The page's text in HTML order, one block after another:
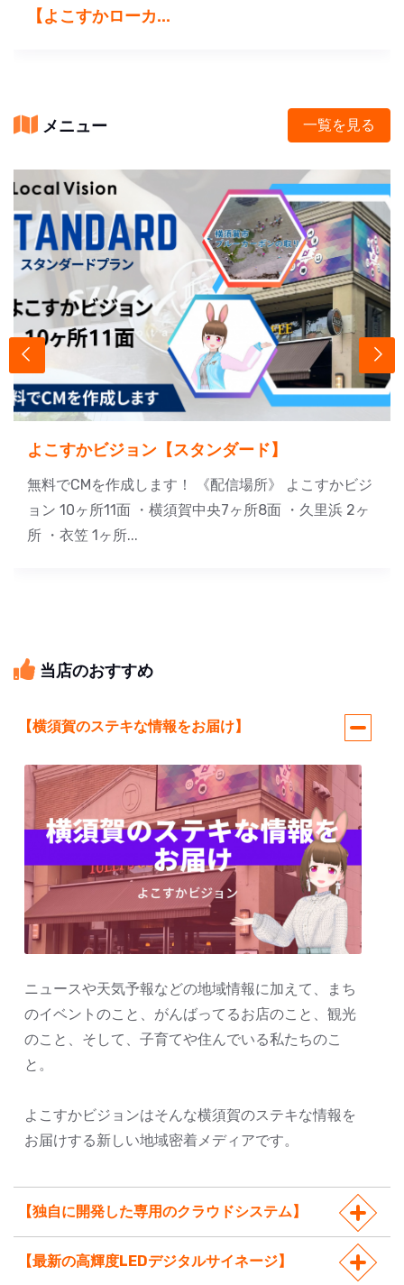
【よこすかローカ...
メニュー 一覧を見る
よこすかビジョン【スタンダード】
無料でCMを作成します！ 《配信場所》 よこすかビジ
ョン 10ヶ所11面 ・横須賀中央7ヶ所8面 ・久里浜 2ヶ
所 ・衣笠 1ヶ所...
当店のおすすめ
【横須賀のステキな情報をお届け】
ニュースや天気予報などの地域情報に加えて、まち
のイベントのこと、がんばってるお店のこと、観光
のこと、そして、子育てや住んでいる私たちのこ
と。
よこすかビジョンはそんな横須賀のステキな情報を
お届けする新しい地域密着メディアです。
【独自に開発した専用のクラウドシステム】
【最新の高輝度LEDデジタルサイネージ】